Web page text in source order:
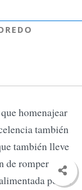
homenajear
también
también lleve
romper el
por la